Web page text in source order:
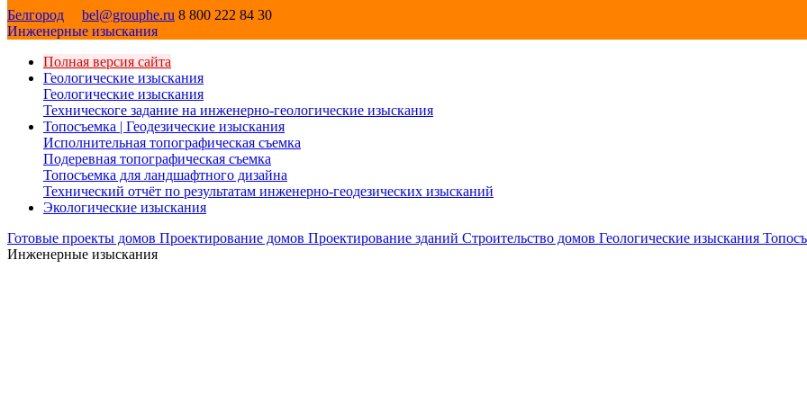
Белгород bel@grouphe.ru 8 800 222 84 30
Инженерные изыскания
Полная версия сайта
Геологические изыскания
Геологические изыскания
Техническоге задание на инженерно-геологические изыскания
Топосъемка | Геодезические изыскания
Исполнительная топографическая съемка
Подеревная топографическая съемка
Топосъемка для ландшафтного дизайна
Технический отчёт по результатам инженерно-геодезических изысканий
Экологические изыскания
Готовые проекты домов Проектирование домов Проектирование зданий Строительство домов Геологические изыскания
Инженерные изыскания